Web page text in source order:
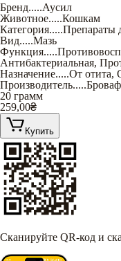
Бренд.....Аусил
Животное.....Кошкам
Категория.....Препараты
Вид.....Мазь
Функция.....
Антибактериальная,
Назначение.....От отита,
Производитель.....
20 грамм
259,00₴
Купить
Сканируйте QR-код и